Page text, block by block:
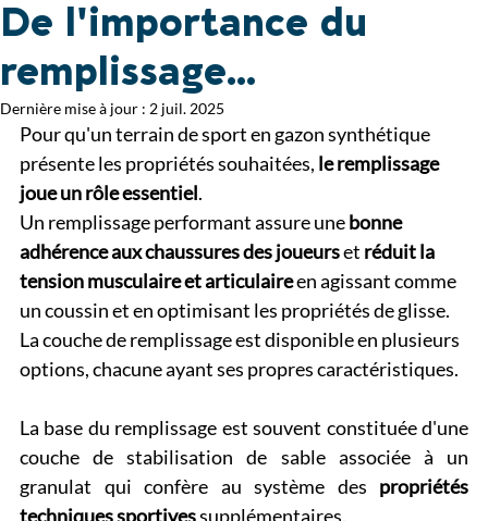
De l'importance du
remplissage...
Dernière mise à jour : 2 juil. 2025
Pour qu'un terrain de sport en gazon synthétique
présente les propriétés souhaitées, le remplissage
joue un rôle essentiel.
Un remplissage performant assure une bonne
adhérence aux chaussures des joueurs et réduit la
tension musculaire et articulaire en agissant comme
un coussin et en optimisant les propriétés de glisse.
La couche de remplissage est disponible en plusieurs
options, chacune ayant ses propres caractéristiques.
La base du remplissage est souvent constituée d'une
couche de stabilisation de sable associée à un
granulat qui confère au système des propriétés
techniques sportives supplémentaires.